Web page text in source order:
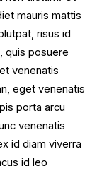
mauris mattis
risus id
quis posuere
venenatis
eget venenatis
porta arcu
venenatis
id diam viverra
id leo